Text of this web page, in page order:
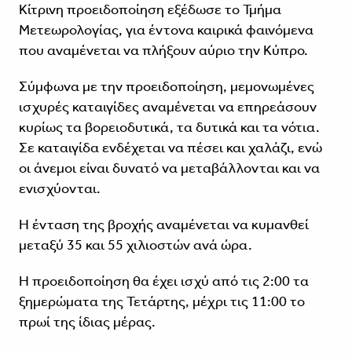
Κίτρινη προειδοποίηση εξέδωσε το Τμήμα
Μετεωρολογίας, για έντονα καιρικά φαινόμενα
που αναμένεται να πλήξουν αύριο την Κύπρο.
Σύμφωνα με την προειδοποίηση, μεμονωμένες
ισχυρές καταιγίδες αναμένεται να επηρεάσουν
κυρίως τα βορειοδυτικά, τα δυτικά και τα νότια.
Σε καταιγίδα ενδέχεται να πέσει και χαλάζι, ενώ
οι άνεμοι είναι δυνατό να μεταβάλλονται και να
ενισχύονται.
Η ένταση της βροχής αναμένεται να κυμανθεί
μεταξύ 35 και 55 χιλιοστών ανά ώρα.
Η προειδοποίηση θα έχει ισχύ από τις 2:00 τα
ξημερώματα της Τετάρτης, μέχρι τις 11:00 το
πρωί της ίδιας μέρας.